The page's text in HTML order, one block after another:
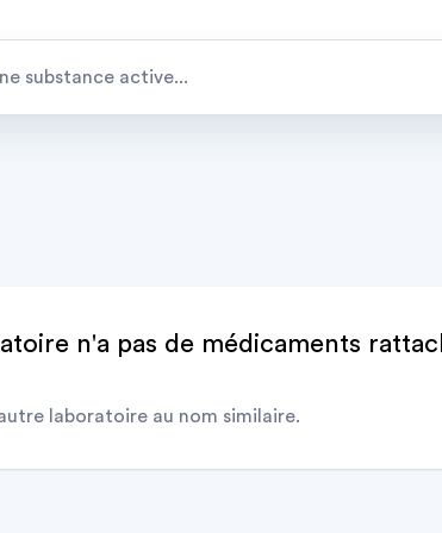
n'a pas de médicaments
autre laboratoire au nom similaire.